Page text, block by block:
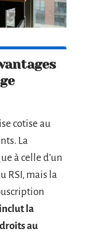
cotise au
La
à celle d’un
RSI, mais la
la
au